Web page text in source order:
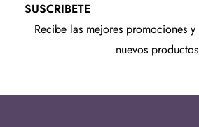
SUSCRIBETE
Recibe las mejores promociones
nuevos productos